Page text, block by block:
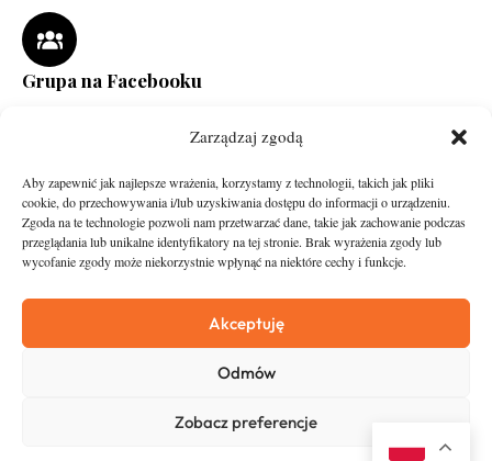
Zarządzaj zgodą
Aby zapewnić jak najlepsze wrażenia, korzystamy z technologii, takich jak pliki
cookie, do przechowywania i/lub uzyskiwania dostępu do informacji o urządzeniu.
Zgoda na te technologie pozwoli nam przetwarzać dane, takie jak zachowanie podczas
przeglądania lub unikalne identyfikatory na tej stronie. Brak wyrażenia zgody lub
wycofanie zgody może niekorzystnie wpłynąć na niektóre cechy i funkcje.
Akceptuję
Odmów
Zobacz preferencje
Grupa na Facebooku
Asfalt
O nas
Zostań Patronem
Kontakt